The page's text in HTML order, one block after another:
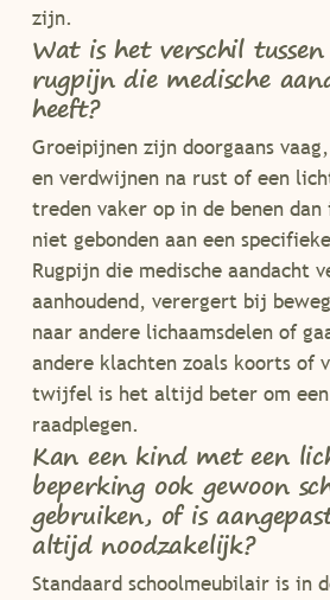
zijn.
Wat is het verschil
rugpijn die medische
heeft?
Groeipijnen zijn doorgaans
en verdwijnen na rust of een
treden vaker op in de benen
niet gebonden aan een
Rugpijn die medische aandacht
aanhoudend, verergert bij
naar andere lichaamsdelen of
andere klachten zoals koorts of
twijfel is het altijd beter om
raadplegen.
Kan een kind met een
beperking ook gewoon
gebruiken, of is
altijd noodzakelijk?
Standaard schoolmeubilair is in